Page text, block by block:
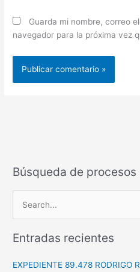
Guarda mi nombre, correo
navegador para la próxima vez
Búsqueda de procesos
s
Entradas recientes
EXPEDIENTE 89.478 RODRIGO